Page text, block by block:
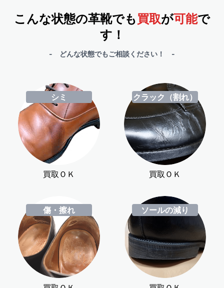
こんな状態の革靴でも買取が可能で
す！
- どんな状態でもご相談ください！ -
シミ
買取ＯＫ
クラック（割れ）
買取ＯＫ
傷・擦れ ソールの減り